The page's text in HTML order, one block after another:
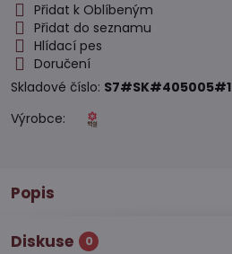
Přidat k Oblíbeným
Přidat do seznamu
Hlídací pes
Doručení
Skladové číslo: S7#SK#405005#1
Výrobce:
Popis
Diskuse 0